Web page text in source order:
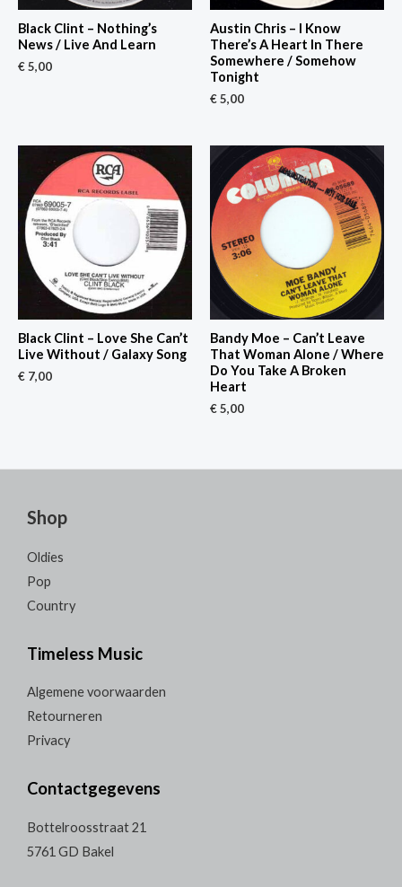
Black Clint – Nothing’s
News / Live And Learn
€5,00
Austin Chris – I Know
There’s A Heart In There
Somewhere / Somehow
Tonight
€5,00
Black Clint – Love She Can’t
Live Without / Galaxy Song
€ 7,00
Bandy Moe – Can’t Leave
That Woman Alone / Where
Do You Take A Broken
Heart
€5,00
Shop
Oldies
Pop
Country
Timeless Music
Algemene voorwaarden
Retourneren
Privacy
Contactgegevens
Bottelroosstraat 21
5761 GD Bakel